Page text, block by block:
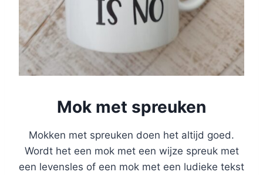
Mok met spreuken
Mokken met spreuken doen het altijd goed.
Wordt het een mok met een wijze spreuk met
een levensles of een mok met een ludieke tekst